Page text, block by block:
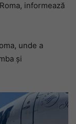
informează
unde a
și